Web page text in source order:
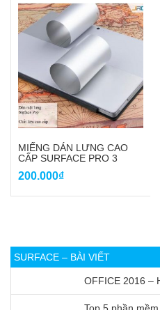
MIẾNG DÁN LƯNG CAO
CẤP SURFACE PRO 3
200.000₫
SURFACE – BÀI VIẾT
OFFICE 2016 –